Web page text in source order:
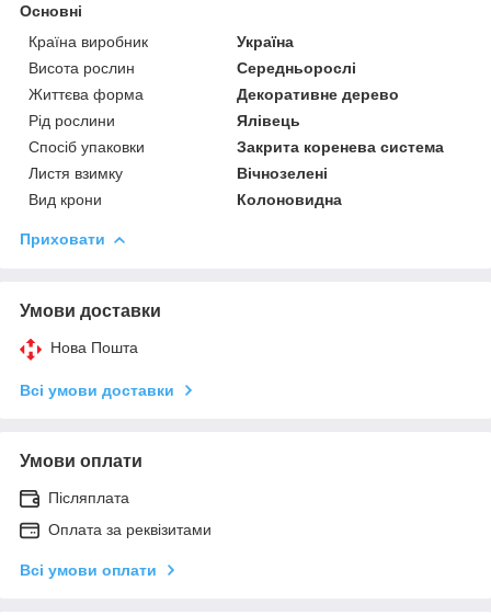
Основні
Країна виробник
Україна
Висота рослин
Середньорослі
Життєва форма
Декоративне дерево
Рід рослини
Ялівець
Спосіб упаковки
Закрита коренева система
Листя взимку
Вічнозелені
Вид крони
Колоновидна
Приховати
Умови доставки
Нова Пошта
Всі умови доставки
Умови оплати
Післяплата
Оплата за реквізитами
Всі умови оплати